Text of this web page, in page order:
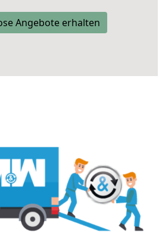
Angebote erhalten